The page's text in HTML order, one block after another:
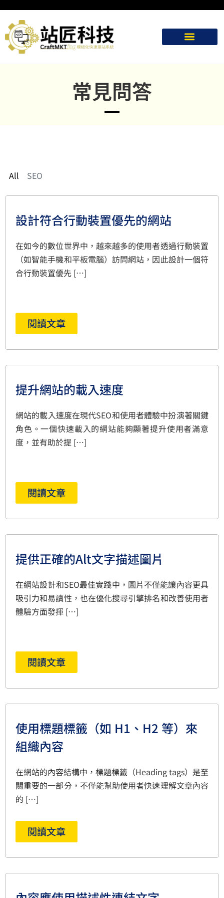
常見問答
SEO
All
設計符合行動裝置優先的網站
在如今的數位世界中，越來越多的使用者透過行動裝置
（如智能手機和平板電腦）訪問網站，因此設計一個符
合行動裝置優先 […]
閱讀文章
提升網站的載入速度
網站的載入速度在現代SEO和使用者體驗中扮演著關鍵
角色。一個快速載入的網站能夠顯著提升使用者滿意
度，並有助於提 […]
閱讀文章
提供正確的Alt文字描述圖片
在網站設計和SEO最佳實踐中，圖片不僅能讓內容更具
吸引力和易讀性，也在優化搜尋引擎排名和改善使用者
體驗方面發揮 […]
閱讀文章
使用標題標籤（如 H1、H2 等）來
組織內容
在網站的內容結構中，標題標籤（Heading tags）是至
關重要的一部分，不僅能幫助使用者快速理解文章內容
的 […]
閱讀文章